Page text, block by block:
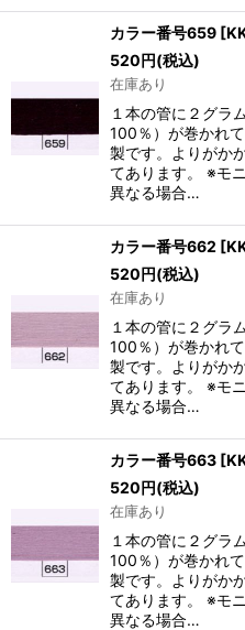
カラー番号659 [
520円(税込)
在庫あり
１本の管に２グラ
100％）が巻かれ
製です。よりがか
てあります。 ※モ
異なる場合…
カラー番号662 [
520円(税込)
在庫あり
１本の管に２グラ
100％）が巻かれ
製です。よりがか
てあります。 ※モ
異なる場合…
カラー番号663 [
520円(税込)
在庫あり
１本の管に２グラ
100％）が巻かれ
製です。よりがか
てあります。 ※モ
異なる場合…